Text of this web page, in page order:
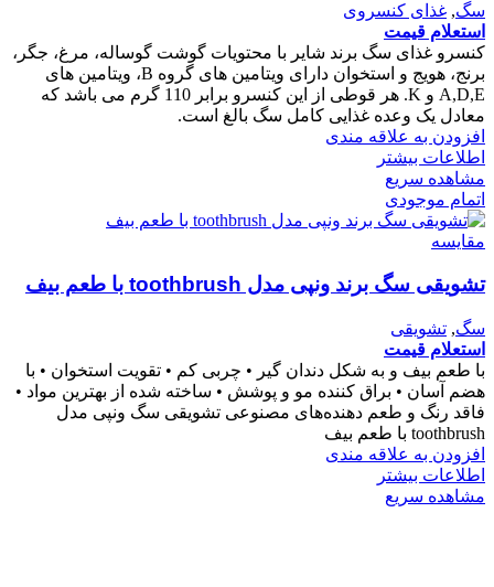
سگ, غذای کنسروی
استعلام قیمت
کنسرو غذای سگ برند شایر با محتویات گوشت گوساله، مرغ، جگر،
برنج، هویج و استخوان دارای ویتامین های گروه B، ویتامین های
A,D,E و K. هر قوطی از این کنسرو برابر 110 گرم می باشد که
معادل یک وعده غذایی کامل سگ بالغ است.
افزودن به علاقه مندی
اطلاعات بیشتر
مشاهده سریع
اتمام موجودی
مقایسه
تشویقی سگ برند ونپی مدل toothbrush با طعم بیف
سگ, تشویقی
استعلام قیمت
با طعم بیف و به شکل دندان گیر • چربی کم • تقویت استخوان • با
هضم آسان • براق کننده مو و پوشش • ساخته شده از بهترین مواد •
فاقد رنگ و طعم دهنده‌های مصنوعی تشویقی سگ ونپی مدل
toothbrush با طعم بیف
افزودن به علاقه مندی
اطلاعات بیشتر
مشاهده سریع